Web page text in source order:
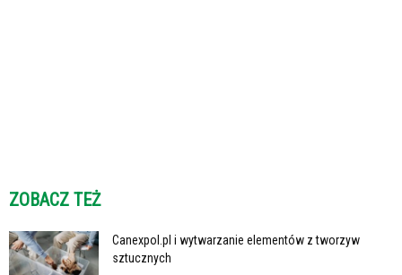
ZOBACZ TEŻ
Canexpol.pl i wytwarzanie elementów z tworzyw
sztucznych